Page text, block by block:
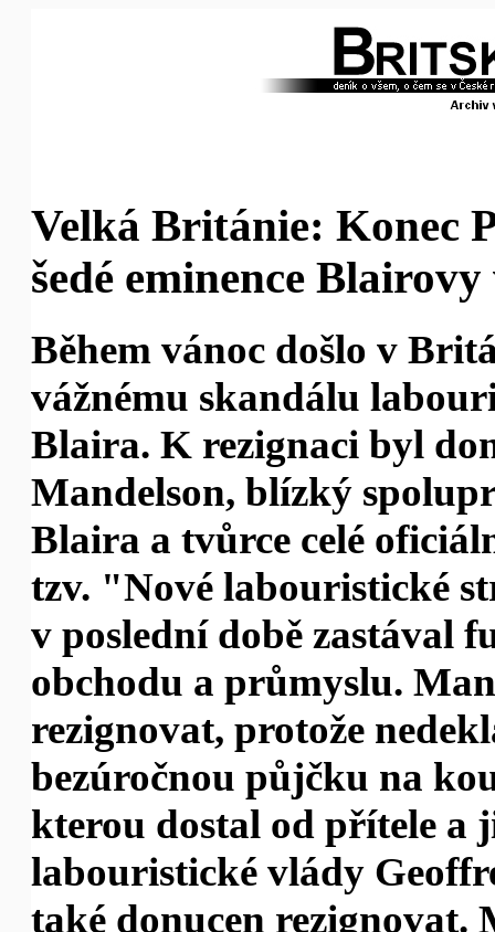
Velká Británie: Konec
šedé eminence
Během vánoc došlo v
vážnému skandálu
Blaira. K rezignaci byl
Mandelson, blízký
Blaira a tvůrce celé
tzv. "Nové labouristické
v poslední době zastával
obchodu a průmyslu.
rezignovat, protože
bezúročnou půjčku na
kterou dostal od přítele a
labouristické vlády
také donucen rezignovat.